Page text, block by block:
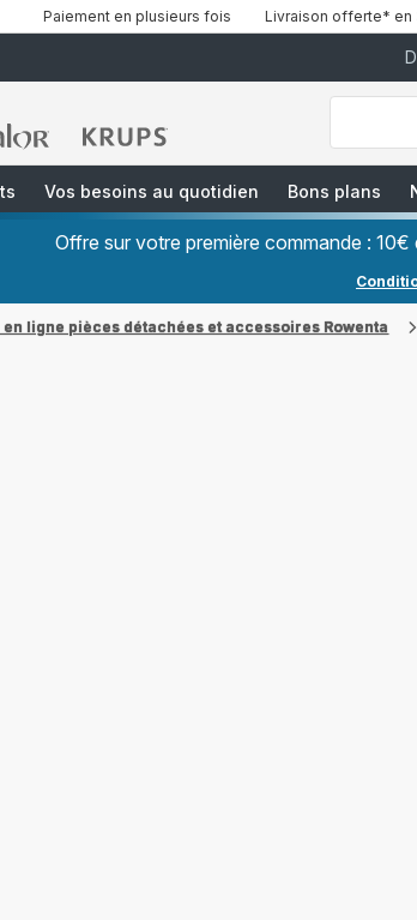
Paiement en plusieurs fois Livraison offerte* en
Accueil
Accueil
["Que
recherchez-
Café
Vos besoins au quotidien Bons plans
Offre sur votre première commande :
en ligne pièces détachées et accessoires Rowenta